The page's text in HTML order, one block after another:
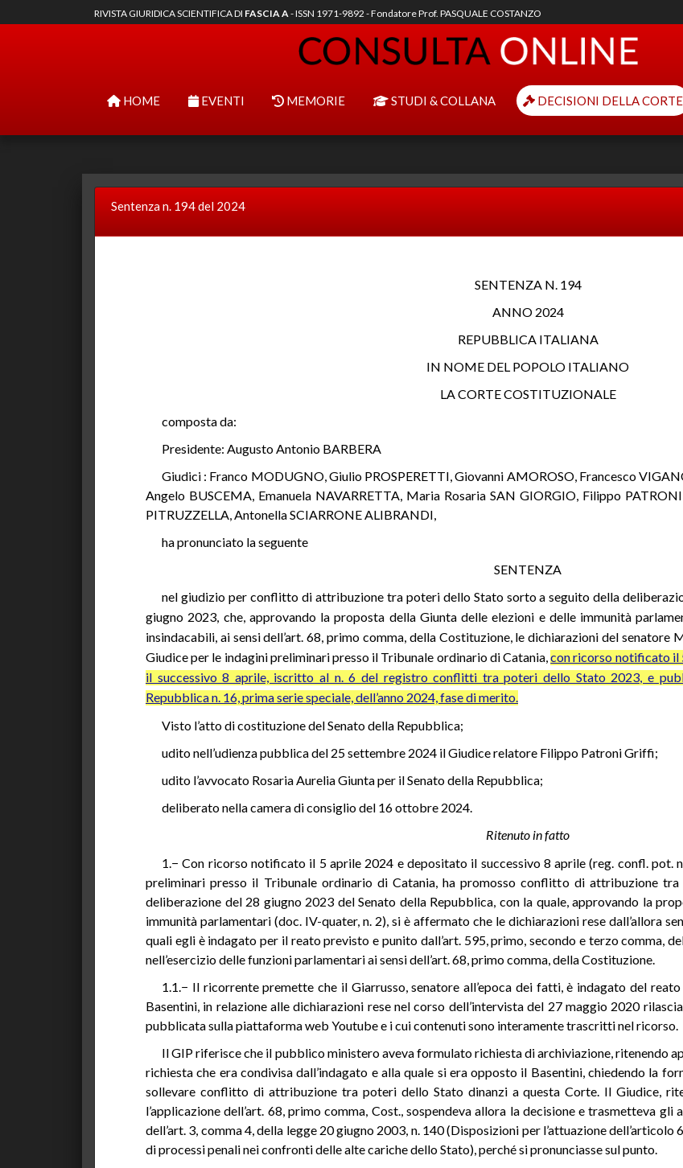
RIVISTA GIURIDICA SCIENTIFICA DI FASCIA A- ISSN 1971-9892 - Fondatore Prof. PASQUALE COSTANZO
HOME EVENTI MEMORIE STUDI & COLLANA DECISIONI DELLA CORTE
Sentenza n. 194 del 2024
SENTENZA N. 194
ANNO 2024
REPUBBLICA ITALIANA
IN NOME DEL POPOLO ITALIANO
LA CORTE COSTITUZIONALE
composta da:
Presidente: Augusto Antonio BARBERA
Giudici : Franco MODUGNO, Giulio PROSPERETTI, Giovanni AMOROSO, Francesco
Angelo BUSCEMA, Emanuela NAVARRETTA, Maria Rosaria SAN GIORGIO, Filippo
PITRUZZELLA, Antonella SCIARRONE ALIBRANDI,
ha pronunciato la seguente
SENTENZA
nel giudizio per conflitto di attribuzione tra poteri dello Stato sorto a seguito della
giugno 2023, che, approvando la proposta della Giunta delle elezioni e delle immunità
insindacabili, ai sensi dell’art. 68, primo comma, della Costituzione, le dichiarazioni del senatore
Giudice per le indagini preliminari presso il Tribunale ordinario di Catania,con ricorso notificato il
il successivo 8 aprile, iscritto al n. 6 del registro conflitti tra poteri dello Stato 2023, e
Repubblica n. 16, prima serie speciale, dell’anno 2024, fase di merito.
Visto l’atto di costituzione del Senato della Repubblica;
udito nell’udienza pubblica del 25 settembre 2024 il Giudice relatore Filippo Patroni Griffi;
udito l’avvocato Rosaria Aurelia Giunta per il Senato della Repubblica;
deliberato nella camera di consiglio del 16 ottobre 2024.
Ritenuto in fatto
1.− Con ricorso notificato il 5 aprile 2024 e depositato il successivo 8 aprile (reg. confl. pot.
preliminari presso il Tribunale ordinario di Catania, ha promosso conflitto di attribuzione
deliberazione del 28 giugno 2023 del Senato della Repubblica, con la quale, approvando la
immunità parlamentari (doc. IV-quater, n. 2), si è affermato che le dichiarazioni rese dall’allora
quali egli è indagato per il reato previsto e punito dall’art. 595, primo, secondo e terzo comma,
nell’esercizio delle funzioni parlamentari ai sensi dell’art. 68, primo comma, della Costituzione.
1.1.− Il ricorrente premette che il Giarrusso, senatore all’epoca dei fatti, è indagato del
Basentini, in relazione alle dichiarazioni rese nel corso dell’intervista del 27 maggio 2020
pubblicata sulla piattaforma web Youtube e i cui contenuti sono interamente trascritti nel ricorso.
Il GIP riferisce che il pubblico ministero aveva formulato richiesta di archiviazione, ritenendo
richiesta che era condivisa dall’indagato e alla quale si era opposto il Basentini, chiedendo la
sollevare conflitto di attribuzione tra poteri dello Stato dinanzi a questa Corte. Il Giudice,
l’applicazione dell’art. 68, primo comma, Cost., sospendeva allora la decisione e trasmetteva gli
dell’art. 3, comma 4, della legge 20 giugno 2003, n. 140 (Disposizioni per l’attuazione
di processi penali nei confronti delle alte cariche dello Stato), perché si pronunciasse sul punto.